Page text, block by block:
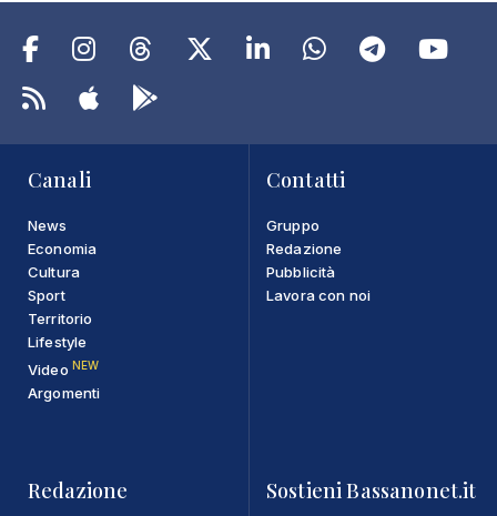
Canali
News
Economia
Cultura
Sport
Territorio
Lifestyle
Video NEW
Argomenti
Contatti
Gruppo
Redazione
Pubblicità
Lavora con noi
Redazione Sostieni Bassanonet.it